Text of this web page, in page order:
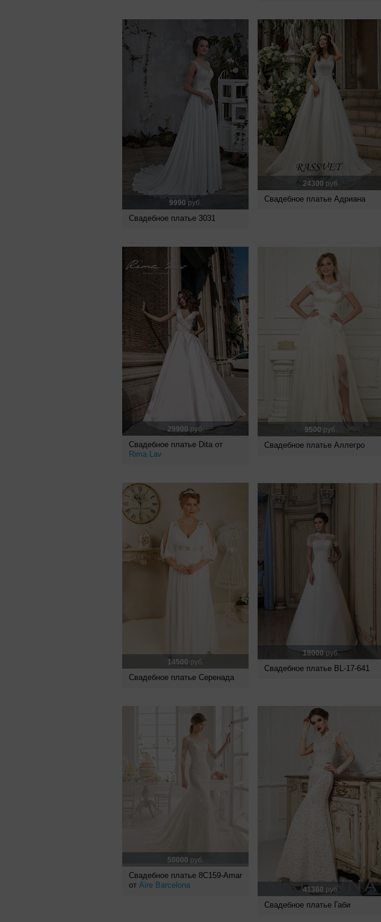
9990 руб.
Свадебное платье 3031
24300 руб.
Свадебное платье Адриана
29900 руб.
Свадебное платье Dita от
Rima Lav
9500 руб.
Свадебное платье Аллегро
14500 руб.
Свадебное платье Серенада
18000 руб.
Свадебное платье BL-17-641
50000 руб.
Свадебное платье 8C159-Amar
от Aire Barcelona 41360 руб.
Свадебное платье Габи